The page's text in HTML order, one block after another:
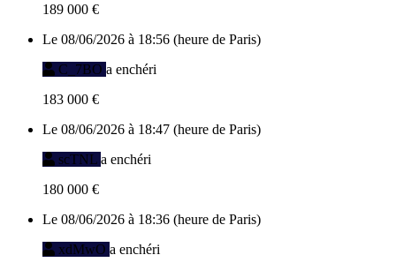
189 000 €
Le 08/06/2026 à 18:56 (heure de Paris)
C_7BO a enchéri
183 000 €
Le 08/06/2026 à 18:47 (heure de Paris)
scTNL a enchéri
180 000 €
Le 08/06/2026 à 18:36 (heure de Paris)
xdMwO a enchéri